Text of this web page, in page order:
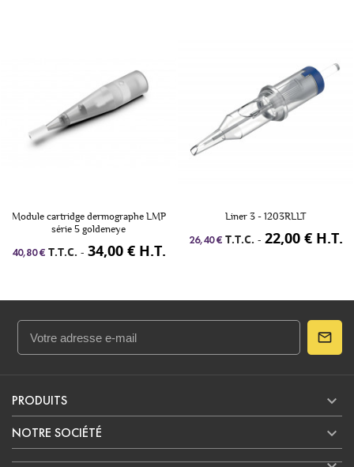
Module cartridge dermographe LMP
série 5 goldeneye
40,80 € T.T.C. - 34,00 € H.T.
Liner 3 - 1203RLLT
26,40 € T.T.C. - 22,00 € H.T.
PRODUITS 
NOTRE SOCIÉTÉ
